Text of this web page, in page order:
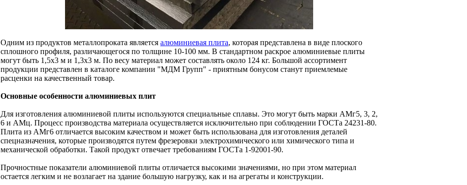
Одним из продуктов металлопроката является алюминиевая плита, которая представлена в виде плоского
сплошного профиля, различающегося по толщине 10-100 мм. В стандартном раскрое алюминиевые плиты
могут быть 1,5x3 м и 1,3x3 м. По весу материал может составлять около 124 кг. Большой ассортимент
продукции представлен в каталоге компании "МДМ Групп" - приятным бонусом станут приемлемые
расценки на качественный товар.
Основные особенности алюминиевых плит
Для изготовления алюминиевой плиты используются специальные сплавы. Это могут быть марки АМг5, 3, 2,
6 и АМц. Процесс производства материала осуществляется исключительно при соблюдении ГОСТа 24231-80.
Плита из АМг6 отличается высоким качеством и может быть использована для изготовления деталей
спецназначения, которые производятся путем фрезеровки электрохимического или химического типа и
механической обработки. Такой продукт отвечает требованиям ГОСТа 1-92001-90.
Прочностные показатели алюминиевой плиты отличается высокими значениями, но при этом материал
остается легким и не возлагает на здание большую нагрузку, как и на агрегаты и конструкции.